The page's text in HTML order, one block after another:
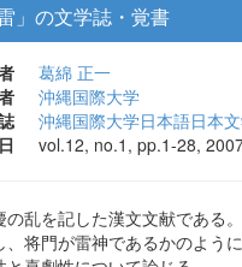
」の文学誌・覚書
葛綿 正一
沖縄国際大学
沖縄国際大学日本語日本
vol.12, no.1, pp.1-28,
の乱を記した漢文文献であ
将門が雷神であるかのよう